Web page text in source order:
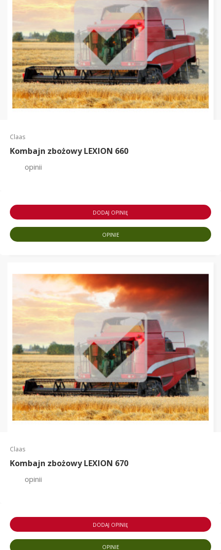
Claas
Kombajn zbożowy LEXION 660
opinii
DODAJ OPINIĘ
OPINIE
Claas
Kombajn zbożowy LEXION 670
opinii
DODAJ OPINIĘ
OPINIE